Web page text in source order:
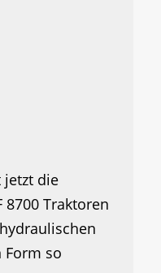
jetzt die
Traktoren
Form so